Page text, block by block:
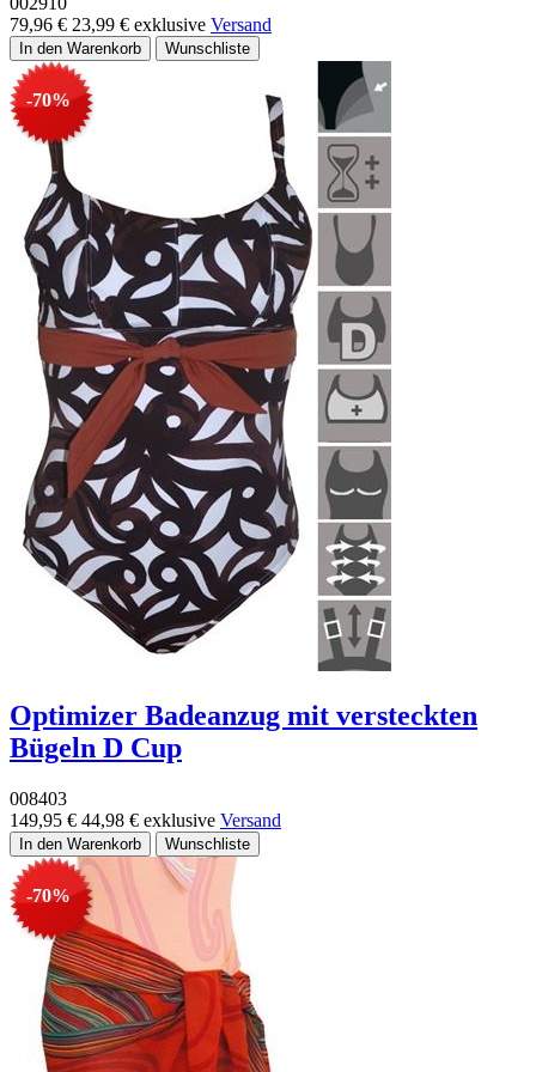
79,96 € 23,99 € exklusive Versand
-70%
Optimizer Badeanzug mit versteckten
Bügeln D Cup
008403
149,95 € 44,98 € exklusive Versand
-70%